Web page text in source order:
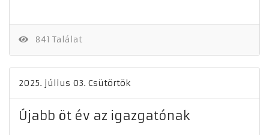
841 Találat
2025. július 03. Csütörtök
Újabb öt év az igazgatónak